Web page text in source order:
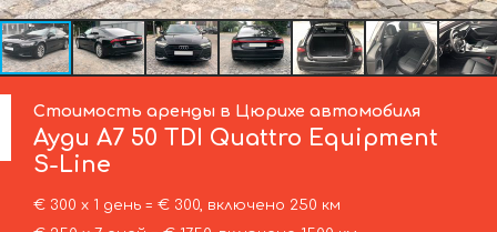
Стоимость аренды в Цюрихе автомобиля
Ауди A7 50 TDI Quattro Equipment
S-Line
€ 300 х 1 день = € 300, включено 250 км